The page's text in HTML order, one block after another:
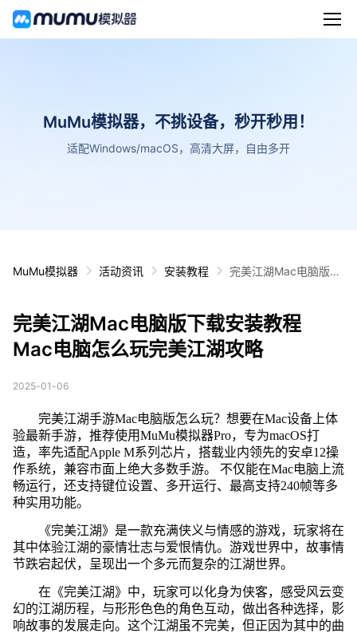
MuMu模拟器，不挑设备，秒开秒用！
适配Windows/macOS，高清大屏，自由多开
MuMu模拟器 活动资讯 安装教程
完美江湖Mac电脑版下
完美江湖Mac电脑版下载安装教程
Mac电脑怎么玩完美江湖攻略
2025-01-06
完美江湖手游Mac电脑版怎么玩？想要在Mac设备上体
验最新手游，推荐使用MuMu模拟器Pro，专为macOS打
造，率先适配Apple M系列芯片，搭载业内领先的安卓12操
作系统，兼容市面上绝大多数手游。 不仅能在Mac电脑上流
畅运行，还支持键位设置、多开运行、最高支持240帧等多
种实用功能。
《完美江湖》是一款充满侠义与情感的游戏，玩家将在
其中体验江湖的豪情壮志与爱恨情仇。游戏世界中，故事情
节跌宕起伏，呈现出一个多元而复杂的江湖世界。
在《完美江湖》中，玩家可以化身为侠客，感受风云变
幻的江湖历程，与形形色色的角色互动，做出各种选择，影
响故事的发展走向。这个江湖虽不完美，但正因为其中的曲